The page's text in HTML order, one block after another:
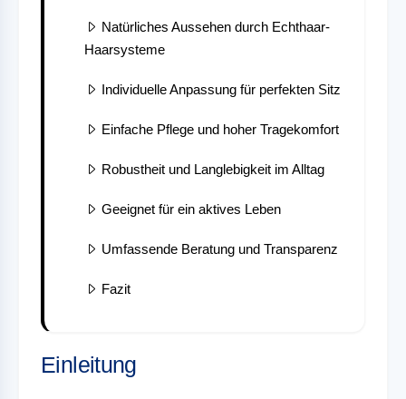
Natürliches Aussehen durch Echthaar-
Haarsysteme
Individuelle Anpassung für perfekten Sitz
Einfache Pflege und hoher Tragekomfort
Robustheit und Langlebigkeit im Alltag
Geeignet für ein aktives Leben
Umfassende Beratung und Transparenz
Fazit
Einleitung